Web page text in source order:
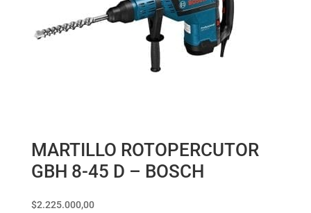
MARTILLO ROTOPERCUTOR
GBH 8-45 D – BOSCH
$2.225.000,00